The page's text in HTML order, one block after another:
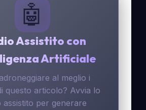
🤖
Assistito con
Artificiale
al meglio i
questo articolo? Avvia lo
assistito per generare